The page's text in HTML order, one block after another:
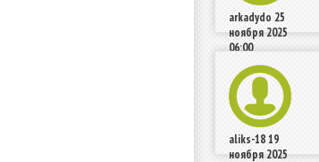
arkadydo 25
ноября 2025
06:00
aliks-1819
ноября 2025